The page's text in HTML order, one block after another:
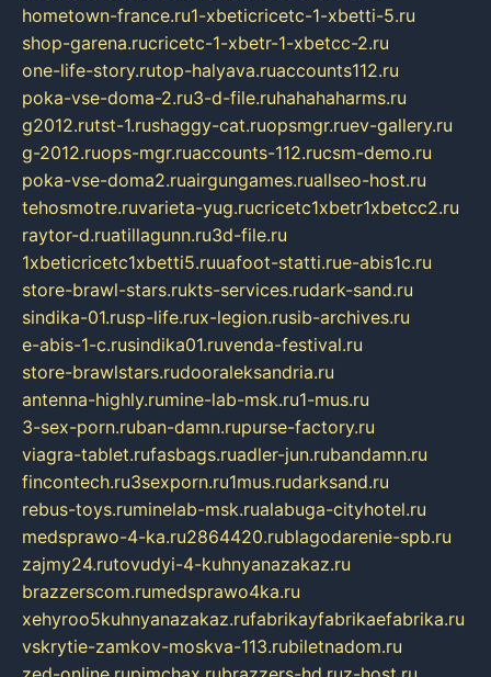
hometown-france.ru1-xbeticricetc-1-xbetti-5.ru
shop-garena.rucricetc-1-xbetr-1-xbetcc-2.ru
one-life-story.rutop-halyava.ruaccounts112.ru
poka-vse-doma-2.ru3-d-file.ruhahahaharms.ru
g2012.rutst-1.rushaggy-cat.ruopsmgr.ruev-gallery.ru
g-2012.ruops-mgr.ruaccounts-112.rucsm-demo.ru
poka-vse-doma2.ruairgungames.ruallseo-host.ru
tehosmotre.ruvarieta-yug.rucricetc1xbetr1xbetcc2.ru
raytor-d.ruatillagunn.ru3d-file.ru
1xbeticricetc1xbetti5.ruuafoot-statti.rue-abis1c.ru
store-brawl-stars.rukts-services.rudark-sand.ru
sindika-01.rusp-life.rux-legion.rusib-archives.ru
e-abis-1-c.rusindika01.ruvenda-festival.ru
store-brawlstars.rudooraleksandria.ru
antenna-highly.rumine-lab-msk.ru1-mus.ru
3-sex-porn.ruban-damn.rupurse-factory.ru
viagra-tablet.rufasbags.ruadler-jun.rubandamn.ru
fincontech.ru3sexporn.ru1mus.rudarksand.ru
rebus-toys.ruminelab-msk.rualabuga-cityhotel.ru
medsprawo-4-ka.ru2864420.rublagodarenie-spb.ru
zajmy24.rutovudyi-4-kuhnyanazakaz.ru
brazzerscom.rumedsprawo4ka.ru
xehyroo5kuhnyanazakaz.rufabrikayfabrikaefabrika.ru
vskrytie-zamkov-moskva-113.rubiletnadom.ru